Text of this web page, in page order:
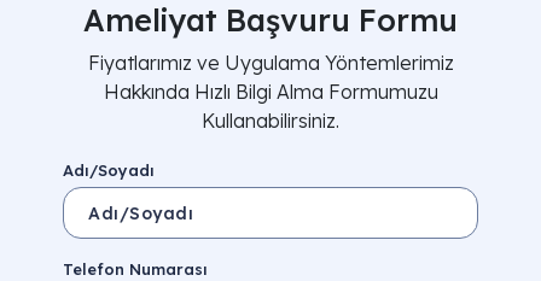
Ameliyat Başvuru Formu
Fiyatlarımız ve Uygulama Yöntemlerimiz
Hakkında Hızlı Bilgi Alma Formumuzu
Kullanabilirsiniz.
Adı/Soyadı
Telefon Numarası